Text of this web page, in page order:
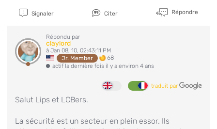
Signaler Citer Répondre
Répondu par
claylord
à Jan 08, 10, 02:43:11 PM
Jr. Member
68
actif la dernière fois il y a environ 4 ans
traduit par
Salut Lips et LCBers.
La sécurité est un secteur en plein essor. Ils